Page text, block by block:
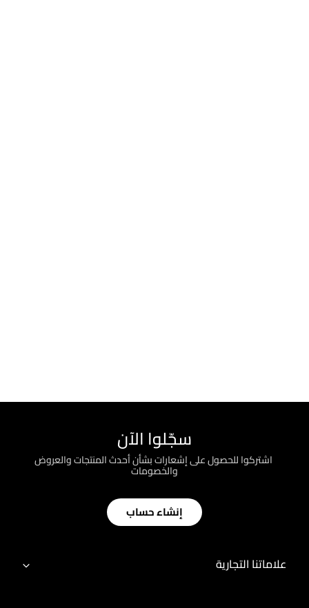
سجّلوا الآن
؜ اشتركوا للحصول على إشعارات بشأن أحدث المنتجات والعروض
والخصومات
إنشاء حساب
علاماتنا التجارية